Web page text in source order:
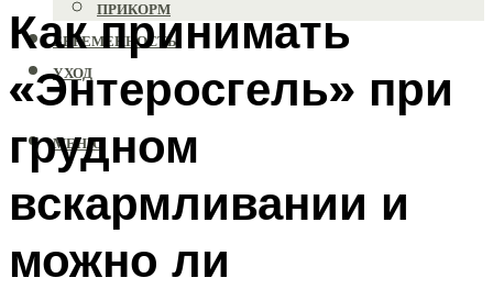
ПРИКОРМ
БЕРЕМЕННОСТЬ
УХОД
МЕНЮ
Как принимать
«Энтеросгель» при
грудном
вскармливании и
можно ли